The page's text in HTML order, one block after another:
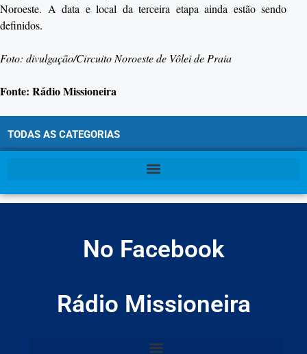
Noroeste. A data e local da terceira etapa ainda estão sendo
definidos.
Foto: divulgação/Circuito Noroeste de Vôlei de Praia
Fonte: Rádio Missioneira
TODAS AS CATEGORIAS
No Facebook
Rádio Missioneira